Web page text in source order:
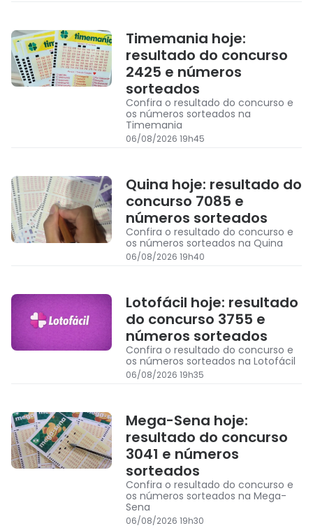
Timemania hoje:
resultado do concurso
2425 e números
sorteados
Confira o resultado do concurso e
os números sorteados na
Timemania
06/08/2026 19h45
Quina hoje: resultado do
concurso 7085 e
números sorteados
Confira o resultado do concurso e
os números sorteados na Quina
06/08/2026 19h40
Lotofácil hoje: resultado
do concurso 3755 e
números sorteados
Confira o resultado do concurso e
os números sorteados na Lotofácil
06/08/2026 19h35
Mega-Sena hoje:
resultado do concurso
3041 e números
sorteados
Confira o resultado do concurso e
os números sorteados na Mega-
Sena
06/08/2026 19h30